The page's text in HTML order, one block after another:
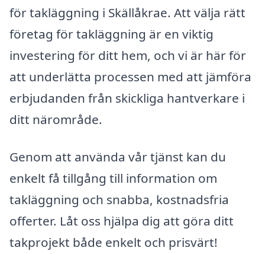
för takläggning i Skällåkrae. Att välja rätt
företag för takläggning är en viktig
investering för ditt hem, och vi är här för
att underlätta processen med att jämföra
erbjudanden från skickliga hantverkare i
ditt närområde.
Genom att använda vår tjänst kan du
enkelt få tillgång till information om
takläggning och snabba, kostnadsfria
offerter. Låt oss hjälpa dig att göra ditt
takprojekt både enkelt och prisvärt!